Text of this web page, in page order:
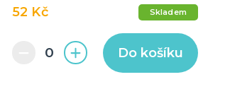
52 Kč Skladem
Do košíku